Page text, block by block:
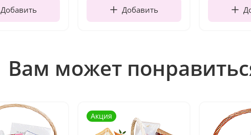
Добавить Добавить
Вам может
Акция